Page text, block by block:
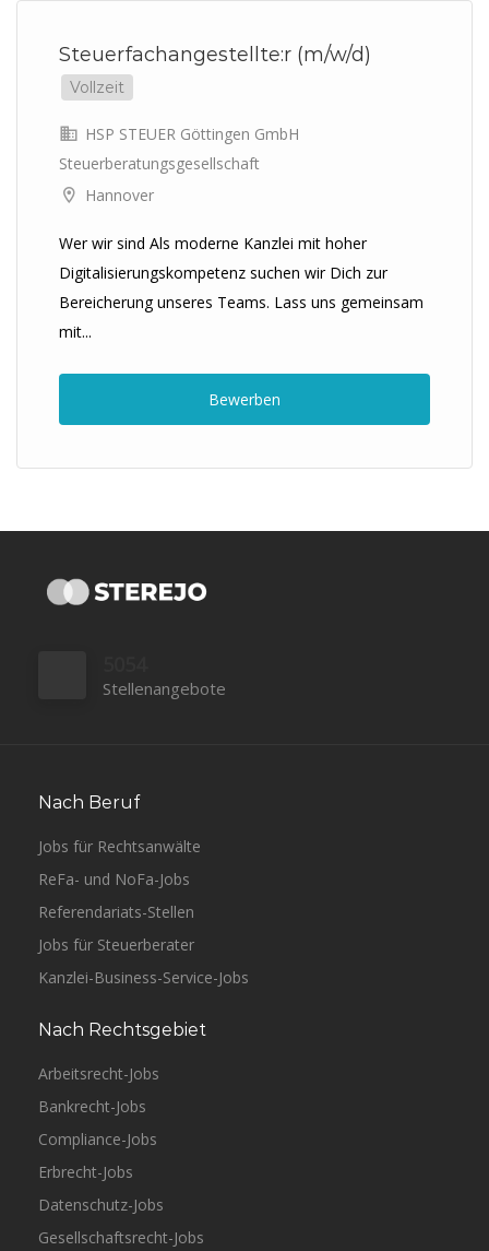
Steuerfachangestellte:r (m/w/d)
Vollzeit
HSP STEUER Göttingen GmbH
Steuerberatungsgesellschaft
Hannover
Wer wir sind Als moderne Kanzlei mit hoher
Digitalisierungskompetenz suchen wir Dich zur
Bereicherung unseres Teams. Lass uns gemeinsam
mit...
Bewerben
Stellenangebote
Nach Beruf
Jobs für Rechtsanwälte
ReFa- und NoFa-Jobs
Referendariats-Stellen
Jobs für Steuerberater
Kanzlei-Business-Service-Jobs
Nach Rechtsgebiet
Arbeitsrecht-Jobs
Bankrecht-Jobs
Compliance-Jobs
Erbrecht-Jobs
Datenschutz-Jobs
Gesellschaftsrecht-Jobs